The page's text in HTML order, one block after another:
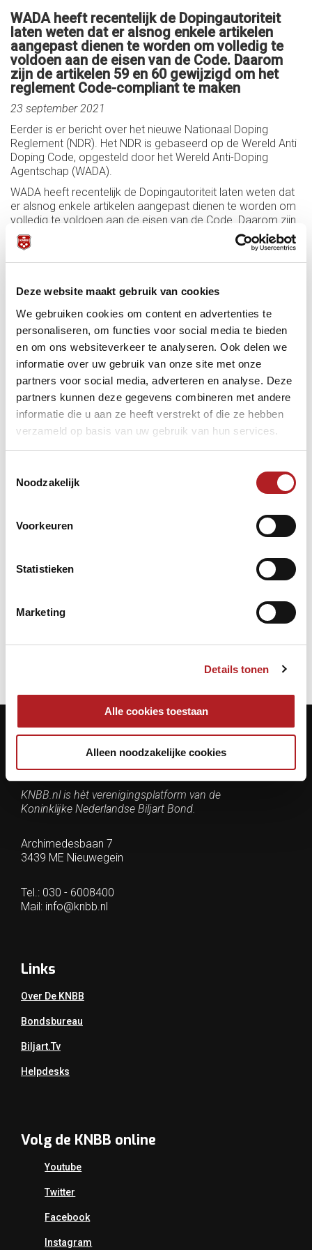
Deze website maakt gebruik van cookies
We gebruiken cookies om content en advertenties te
personaliseren, om functies voor social media te bieden
en om ons websiteverkeer te analyseren. Ook delen we
informatie over uw gebruik van onze site met onze
partners voor social media, adverteren en analyse. Deze
partners kunnen deze gegevens combineren met andere
informatie die u aan ze heeft verstrekt of die ze hebben
verzameld op basis van uw gebruik van hun services.
Noodzakelijk
Voorkeuren
Statistieken
Marketing
Details tonen
Alle cookies toestaan
Alleen noodzakelijke cookies
WADA heeft recentelijk de Dopingautoriteit
laten weten dat er alsnog enkele artikelen
aangepast dienen te worden om volledig te
voldoen aan de eisen van de Code. Daarom
zijn de artikelen 59 en 60 gewijzigd om het
reglement Code-compliant te maken
23 september 2021
Eerder is er bericht over het nieuwe Nationaal Doping
Reglement (NDR). Het NDR is gebaseerd op de Wereld Anti
Doping Code, opgesteld door het Wereld Anti-Doping
Agentschap (WADA).
WADA heeft recentelijk de Dopingautoriteit laten weten dat
er alsnog enkele artikelen aangepast dienen te worden om
volledig te voldoen aan de eisen van de Code. Daarom zijn
de artikelen 59 en 60 gewijzigd om het reglement Code-
compliant te maken. Daarnaast zijn wat tekstuele
verbeteringen doorgevoerd. Deze wijzigingen betreffen
maar zijn vooral procedureel van aard.
Dit reglement is reeds op de ISR website geplaats en wordt
van kracht op 1 oktober. De bijbehorende bijlagen (de
WADA-dopinglijst; de Dispensatiebijlage 2021 en de
Whereabouts-bijlage 2021) zijn ongewijzigd. Alle
documenten zijn via deze link te vinden:
https://www.isr.nl/doping/reglementen.
Doping(preventie)
Contactgegevens
KNBB.nl is hèt verenigingsplatform van de
Koninklijke Nederlandse Biljart Bond.
Archimedesbaan 7
3439 ME Nieuwegein
Tel.: 030 - 6008400
Mail: info@knbb.nl
Links
Over De KNBB
Bondsbureau
Biljart.tv
Helpdesks
Volg de KNBB online
Youtube
Twitter
Facebook
Instagram